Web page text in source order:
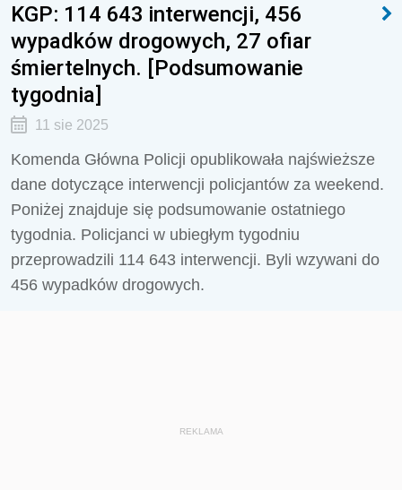
KGP: 114 643 interwencji, 456
wypadków drogowych, 27 ofiar
śmiertelnych. [Podsumowanie
tygodnia]
11 sie 2025
Komenda Główna Policji opublikowała najświeższe
dane dotyczące interwencji policjantów za weekend.
Poniżej znajduje się podsumowanie ostatniego
tygodnia. Policjanci w ubiegłym tygodniu
przeprowadzili 114 643 interwencji. Byli wzywani do
456 wypadków drogowych.
REKLAMA